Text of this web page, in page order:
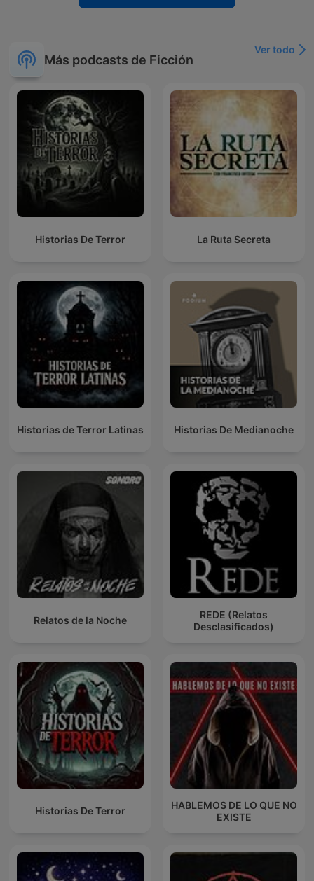
Más podcasts de Ficción
Ver todo
Historias De Terror La Ruta Secreta
Historias de Terror Latinas Historias De Medianoche
Relatos de la Noche
REDE (Relatos
Desclasificados)
Historias De Terror
HABLEMOS DE LO QUE NO
EXISTE